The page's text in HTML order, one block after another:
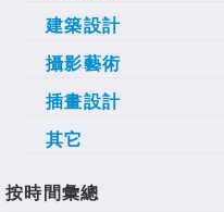
建築設計
攝影藝術
插畫設計
其它
按時間彙總